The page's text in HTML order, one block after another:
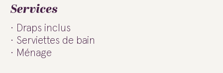
Services
Draps inclus
Serviettes de bain
Ménage